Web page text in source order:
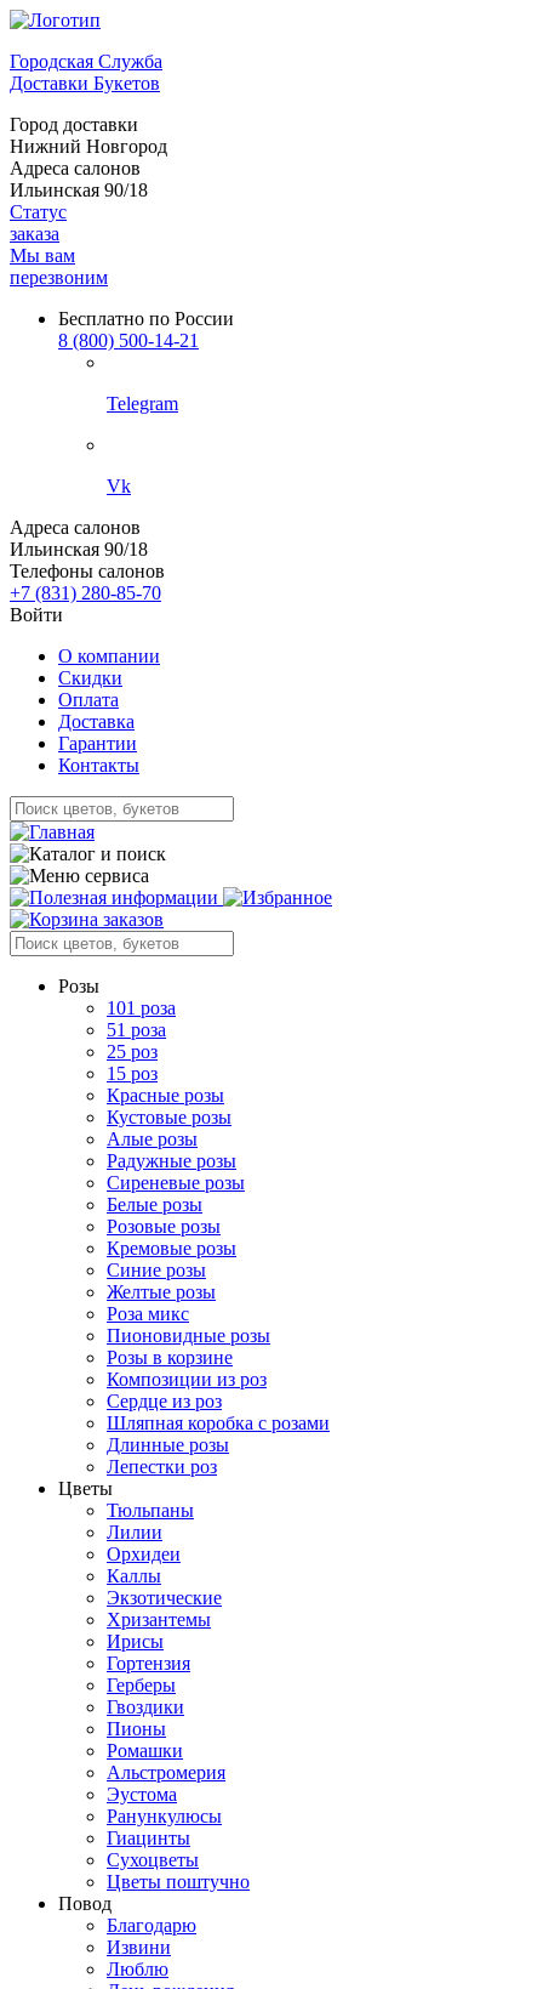
Городская Служба
Доставки Букетов
Город доставки
Нижний Новгород
Адреса салонов
Ильинская 90/18
Статус
заказа
Мы вам
перезвоним
Бесплатно по России
8 (800) 500-14-21
Telegram
Vk
Адреса салонов
Ильинская 90/18
Телефоны салонов
+7 (831) 280-85-70
Войти
О компании
Скидки
Оплата
Доставка
Гарантии
Контакты
Розы
101 роза
51 роза
25 роз
15 роз
Красные розы
Кустовые розы
Алые розы
Радужные розы
Сиреневые розы
Белые розы
Розовые розы
Кремовые розы
Синие розы
Желтые розы
Роза микс
Пионовидные розы
Розы в корзине
Композиции из роз
Сердце из роз
Шляпная коробка с розами
Длинные розы
Лепестки роз
Цветы
Тюльпаны
Лилии
Орхидеи
Каллы
Экзотические
Хризантемы
Ирисы
Гортензия
Герберы
Гвоздики
Пионы
Ромашки
Альстромерия
Эустома
Ранункулюсы
Гиацинты
Сухоцветы
Цветы поштучно
Повод
Благодарю
Извини
Люблю